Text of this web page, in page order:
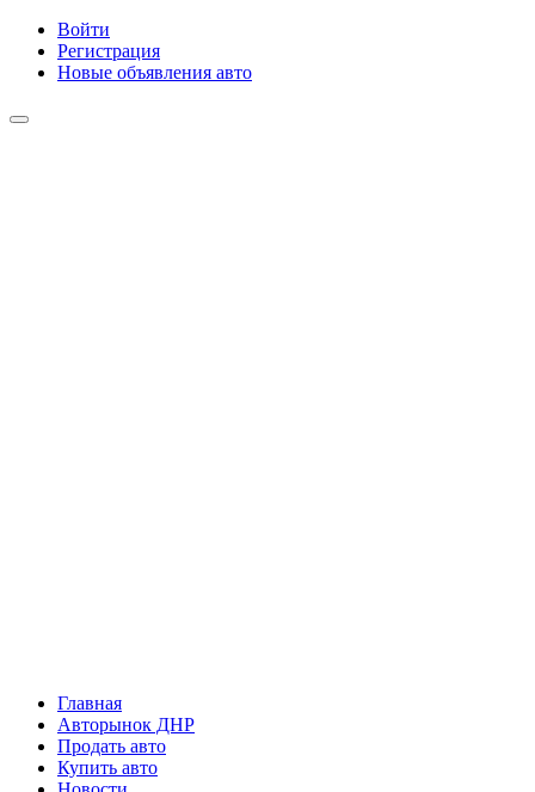
Войти
Регистрация
Новые объявления авто
Главная
Авторынок ДНР
Продать авто
Купить авто